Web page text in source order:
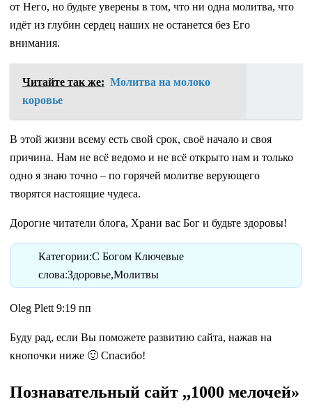
от Него, но будьте уверены в том, что ни одна молитва, что
идёт из глубин сердец наших не останется без Его
внимания.
Читайте так же: Молитва на молоко
коровье
В этой жизни всему есть свой срок, своё начало и своя
причина. Нам не всё ведомо и не всё открыто нам и только
одно я знаю точно – по горячей молитве верующего
творятся настоящие чудеса.
Дорогие читатели блога, Храни вас Бог и будьте здоровы!
Категории:С Богом Ключевые
слова:Здоровье,Молитвы
Oleg Plett 9:19 пп
Буду рад, если Вы поможете развитию сайта, нажав на
кнопочки ниже 🙂 Спасибо!
Познавательный сайт ,,1000 мелочей»